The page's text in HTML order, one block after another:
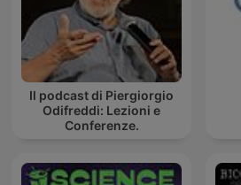
Il podcast di Piergiorgio
Odifreddi: Lezioni e
Conferenze.